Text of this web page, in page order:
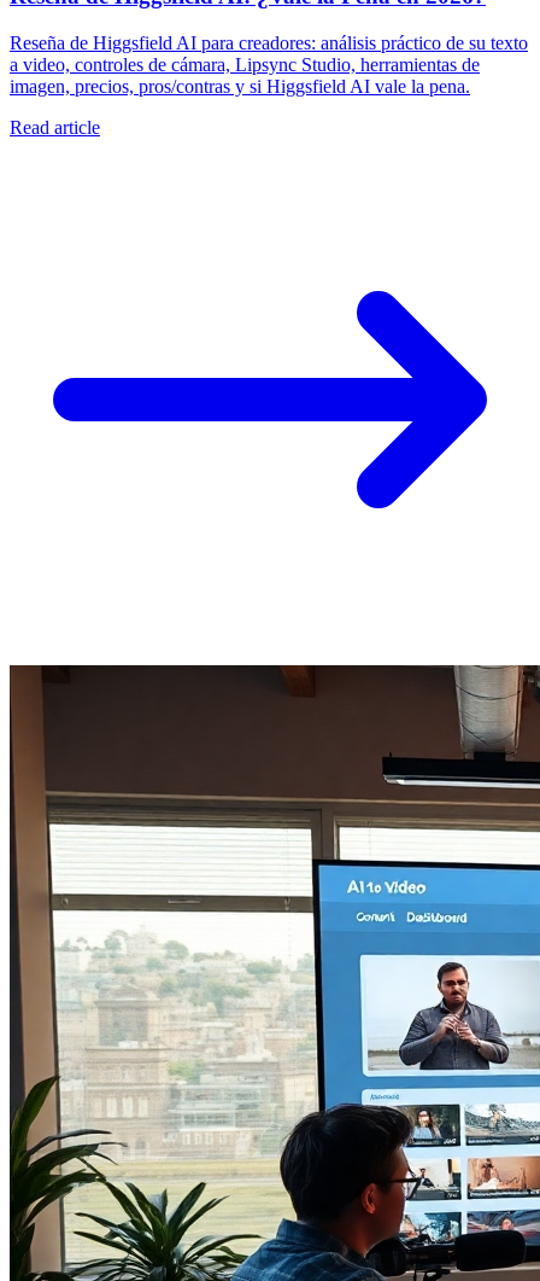
Reseña de Higgsfield AI para creadores: análisis práctico de su texto
a video, controles de cámara, Lipsync Studio, herramientas de
imagen, precios, pros/contras y si Higgsfield AI vale la pena.
Read article